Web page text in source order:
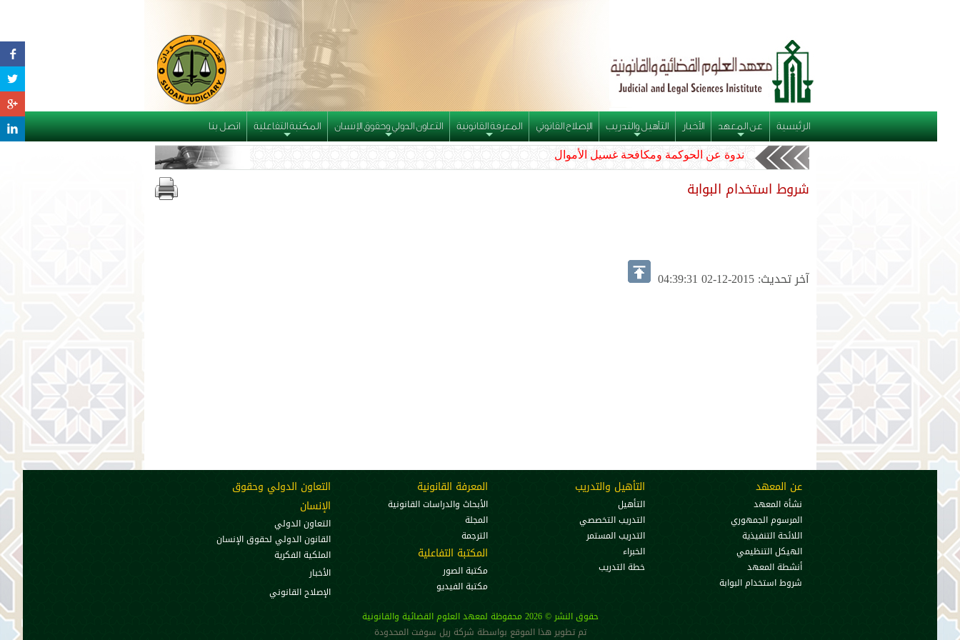
الرئيسية
+
عن المعهد الأخبار
+
التأهيل والتدريب الإصلاح القانوني
+
المعرفة القانونية
+
التعاون الدولي وحقوق الإنسان
+
المكتبة التفاعلية اتصل بنا
ندوة عن الحوكمة ومكافحة غسيل الأموال
شروط استخدام البوابة
آخر تحديث: 2015-12-02 04:39:31
عن المعهد
نشأة المعهد
المرسوم الجمهوري
اللائحة التنفيذية
الهيكل التنظيمي
أنشطة المعهد
شروط استخدام البوابة
التأهيل والتدريب
التأهيل
التدريب التخصصي
التدريب المستمر
الخبراء
خطة التدريب
المعرفة القانونية
الأبحاث والدراسات القانونية
المجلة
الترجمة
المكتبة التفاعلية
مكتبة الصور
مكتبة الفيديو
التعاون الدولي وحقوق
الإنسان
التعاون الدولي
القانون الدولي لحقوق الإنسان
الملكية الفكرية
الأخبار
الإصلاح القانوني
حقوق النشر © 2026 محفوظة لمعهد العلوم القضائية والقانونية
تم تطوير هذا الموقع بواسطة شركة ريل سوفت المحدودة